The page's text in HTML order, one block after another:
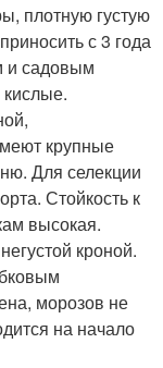
плотную густую
с 3 года
и садовым
крупные
Для селекции
Стойкость к
высокая.
кроной.
морозов не
на начало